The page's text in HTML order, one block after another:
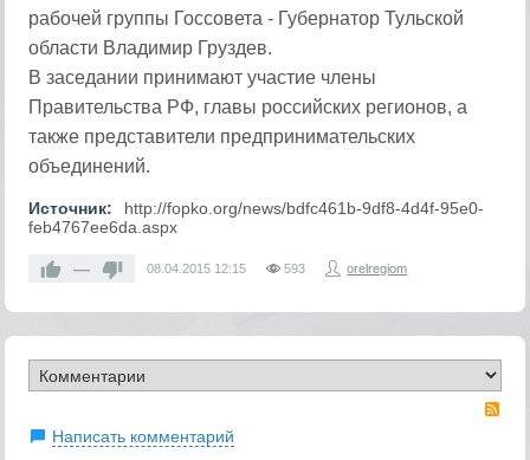
рабочей группы Госсовета - Губернатор Тульской
области Владимир Груздев.
В заседании принимают участие члены
Правительства РФ, главы российских регионов, а
также представители предпринимательских
объединений.
Источник:
http://fopko.org/news/bdfc461b-9df8-4d4f-95e0-
feb4767ee6da.aspx
— 08.04.2015 12:15 593 orelregiom
Написать комментарий